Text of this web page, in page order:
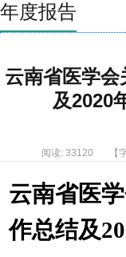
年度报告
云南省医学
及2020
【
阅读: 33120
云南省医
作总结及